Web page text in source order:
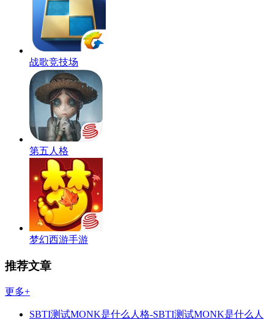
战歌竞技场
第五人格
梦幻西游手游
推荐文章
更多+
SBTI测试MONK是什么人格-SBTI测试MONK是什么人